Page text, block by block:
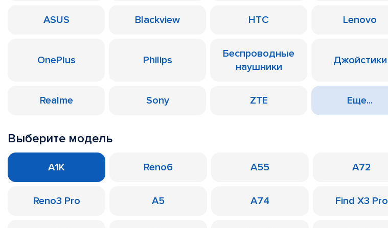
ASUS Blackview HTC Lenovo
OnePlus Philips
Беспроводные
наушники
Джойстики
Realme Sony ZTE Еще...
Выберите модель
A1K Reno6 A55 A72
Reno3 Pro A5 A74 Find X3 Pro